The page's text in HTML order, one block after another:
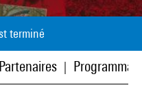
terminé
Partenaires